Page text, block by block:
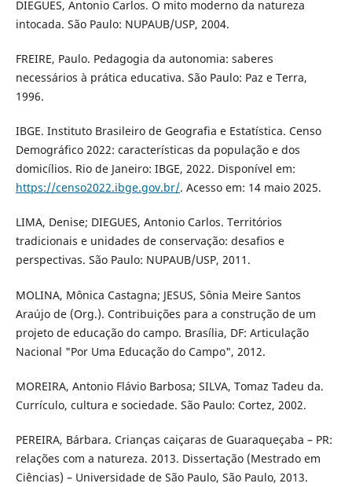
DIEGUES, Antonio Carlos. O mito moderno da natureza
intocada. São Paulo: NUPAUB/USP, 2004.
FREIRE, Paulo. Pedagogia da autonomia: saberes
necessários à prática educativa. São Paulo: Paz e Terra,
1996.
IBGE. Instituto Brasileiro de Geografia e Estatística. Censo
Demográfico 2022: características da população e dos
domicílios. Rio de Janeiro: IBGE, 2022. Disponível em:
https://censo2022.ibge.gov.br/. Acesso em: 14 maio 2025.
LIMA, Denise; DIEGUES, Antonio Carlos. Territórios
tradicionais e unidades de conservação: desafios e
perspectivas. São Paulo: NUPAUB/USP, 2011.
MOLINA, Mônica Castagna; JESUS, Sônia Meire Santos
Araújo de (Org.). Contribuições para a construção de um
projeto de educação do campo. Brasília, DF: Articulação
Nacional "Por Uma Educação do Campo", 2012.
MOREIRA, Antonio Flávio Barbosa; SILVA, Tomaz Tadeu da.
Currículo, cultura e sociedade. São Paulo: Cortez, 2002.
PEREIRA, Bárbara. Crianças caiçaras de Guaraqueçaba – PR:
relações com a natureza. 2013. Dissertação (Mestrado em
Ciências) – Universidade de São Paulo, São Paulo, 2013.